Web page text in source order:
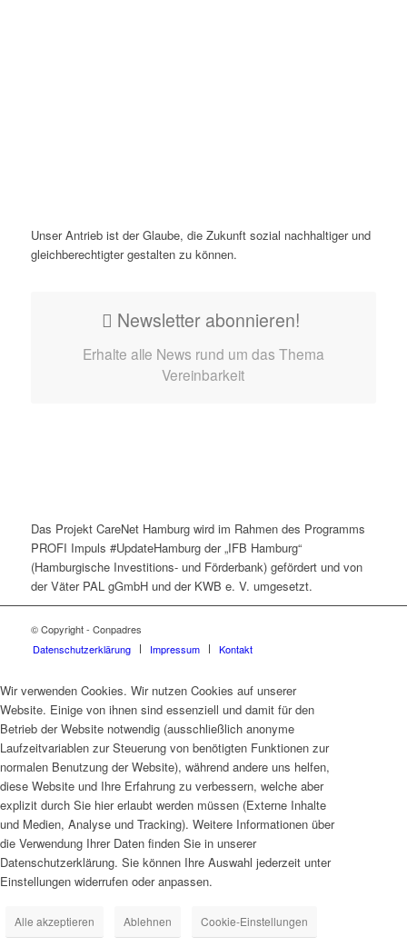
Unser Antrieb ist der Glaube, die Zukunft sozial nachhaltiger und
gleichberechtigter gestalten zu können.
Newsletter abonnieren!
Erhalte alle News rund um das Thema
Vereinbarkeit
Das Projekt CareNet Hamburg wird im Rahmen des Programms
PROFI Impuls #UpdateHamburg der „IFB Hamburg“
(Hamburgische Investitions- und Förderbank) gefördert und von
der Väter PAL gGmbH und der KWB e. V. umgesetzt.
© Copyright - Conpadres
Datenschutzerklärung
Impressum Kontakt
Wir verwenden Cookies. Wir nutzen Cookies auf unserer
Website. Einige von ihnen sind essenziell und damit für den
Betrieb der Website notwendig (ausschließlich anonyme
Laufzeitvariablen zur Steuerung von benötigten Funktionen zur
normalen Benutzung der Website), während andere uns helfen,
diese Website und Ihre Erfahrung zu verbessern, welche aber
explizit durch Sie hier erlaubt werden müssen (Externe Inhalte
und Medien, Analyse und Tracking). Weitere Informationen über
die Verwendung Ihrer Daten finden Sie in unserer
Datenschutzerklärung. Sie können Ihre Auswahl jederzeit unter
Einstellungen widerrufen oder anpassen.
Alle akzeptieren Ablehnen Cookie-Einstellungen